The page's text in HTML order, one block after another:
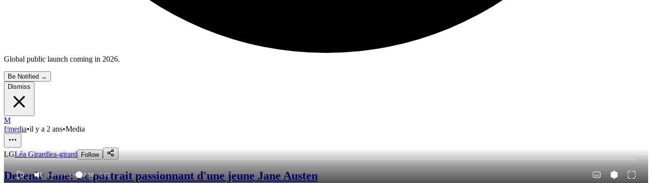
Global public launch coming in 2026.
Be Notified →
Dismiss
M
f/media•il y a 2 ans•Media
LGLéa Girardlea-girard Follow
Devenir Jane: Le portrait passionnant d'une jeune Jane Austen
0:00 / 0:00